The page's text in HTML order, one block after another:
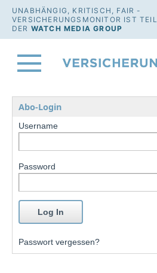
UNABHÄNGIG, KRITISCH, FAIR -
VERSICHERUNGSMONITOR IST TEIL
DER WATCH MEDIA GROUP
Abo-Login
Username
Password
Passwort vergessen?